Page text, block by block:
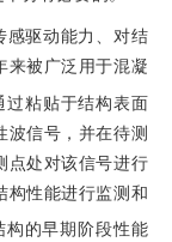
感驱动能力、对结
来被广泛用于混凝
过粘贴于结构表面
波信号，并在待测
点处对该信号进行
构性能进行监测和
构的早期阶段性能